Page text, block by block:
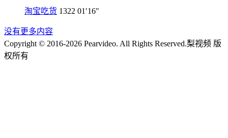
淘宝吃货 1322 01′16″
没有更多内容
Copyright © 2016-2026 Pearvideo. All Rights Reserved.梨视频 版
权所有